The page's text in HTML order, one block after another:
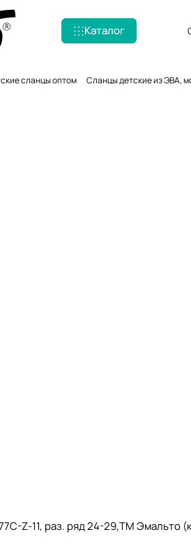
Каталог
сланцы оптом Сланцы детские из ЭВА,
Z-11, раз. ряд 24-29,ТМ Эмальто